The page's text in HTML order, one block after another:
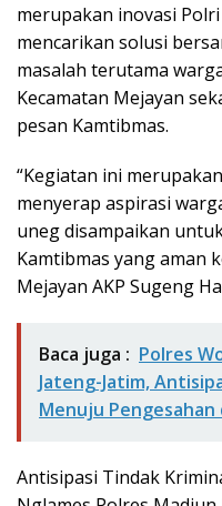
merupakan inovasi
mencarikan solusi
masalah terutama
Kecamatan Mejayan
pesan Kamtibmas.
“Kegiatan ini
menyerap aspirasi
uneg disampaikan
Kamtibmas yang aman
Mejayan AKP Sugeng
Baca juga : Polres
Jateng-Jatim,
Menuju
Antisipasi Tindak